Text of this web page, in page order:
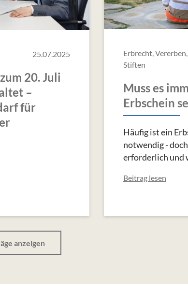
25.07.2025
20. Juli
–
für
Erbrecht,
Stiften
Muss es
Erbschein
Häufig ist ein
notwendig -
erforderlich und
Beitrag lesen
anzeigen